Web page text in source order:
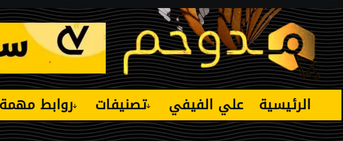
Skip
to
content
الرئيسية
علي الفيفي تصنيفات روابط مهمة